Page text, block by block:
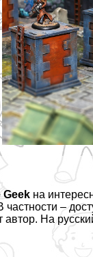
Geek на
–
автор. На